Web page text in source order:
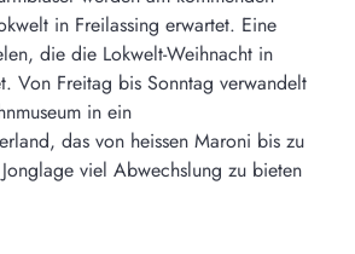
in Freilassing erwartet. Eine
die die Lokwelt-Weihnacht in
Von Freitag bis Sonntag verwandelt
in ein
das von heissen Maroni bis zu
viel Abwechslung zu bieten